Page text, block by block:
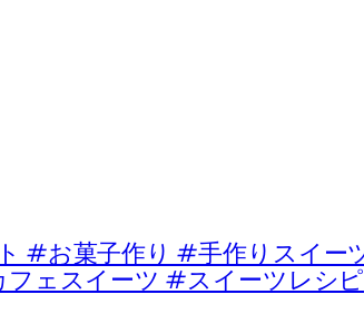
作り #手作りスイーツ
ェスイーツ #スイーツレシピ